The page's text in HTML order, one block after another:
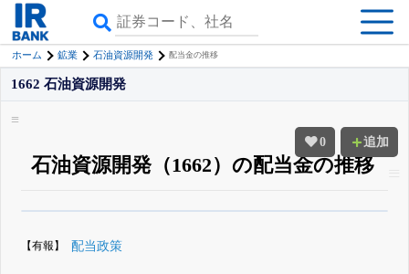
ホーム 鉱業 石油資源開発 配当金の推移
0 追加
1662 石油資源開発
石油資源開発（1662）の配当金の推移
見られる
【有報】 配当政策